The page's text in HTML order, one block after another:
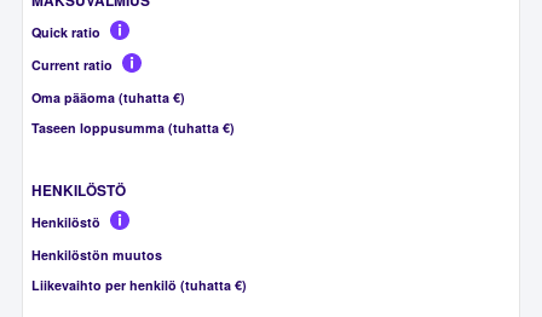
Quick ratio
Current ratio
Oma pääoma (tuhatta €)
Taseen loppusumma (tuhatta €)
HENKILÖSTÖ
Henkilöstö
Henkilöstön muutos
Liikevaihto per henkilö (tuhatta €)